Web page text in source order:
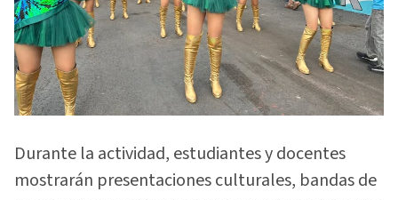
Durante la actividad, estudiantes y docentes
mostrarán presentaciones culturales, bandas de